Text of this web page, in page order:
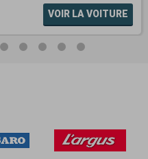
VOIR LA VOITURE